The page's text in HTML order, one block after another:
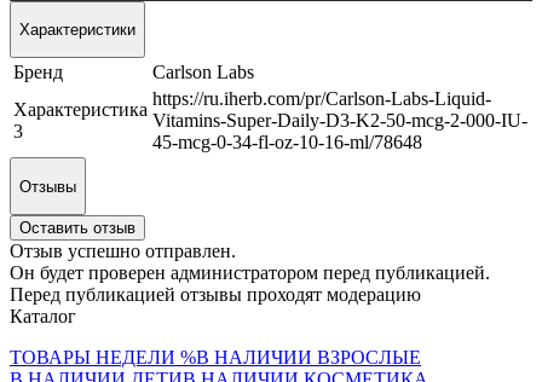
Характеристики
Бренд
Carlson Labs
Характеристика
3
https://ru.iherb.com/pr/Carlson-Labs-Liquid-
Vitamins-Super-Daily-D3-K2-50-mcg-2-000-IU-
45-mcg-0-34-fl-oz-10-16-ml/78648
Отзывы
Оставить отзыв
Отзыв успешно отправлен.
Он будет проверен администратором перед публикацией.
Перед публикацией отзывы проходят модерацию
Каталог
ТОВАРЫ НЕДЕЛИ %В НАЛИЧИИ ВЗРОСЛЫЕ